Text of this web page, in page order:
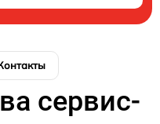
сервис-